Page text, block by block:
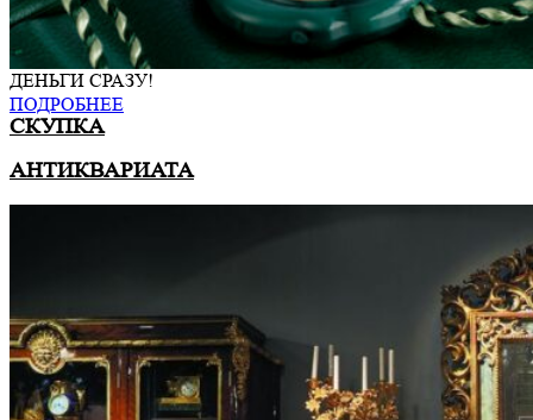
ДЕНЬГИ СРАЗУ!
ПОДРОБНЕЕ
СКУПКА
АНТИКВАРИАТА